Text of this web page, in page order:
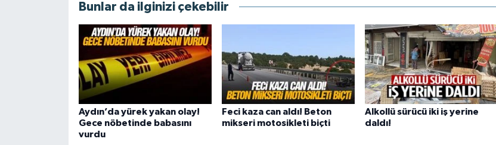
Bunlar da ilginizi çekebilir
Aydın’da yürek yakan olay!
Gece nöbetinde babasını
vurdu
Feci kaza can aldı! Beton
mikseri motosikleti biçti
Alkollü sürücü iki iş yerine
daldı!